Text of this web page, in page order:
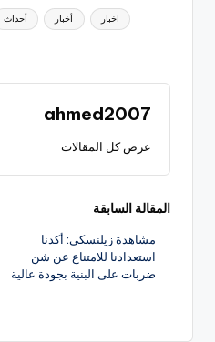
العلامات:
أحداث أخبار اخبار
ahmed2007
عرض كل المقالات
تصفّح
المقالات
المقالة السابقة
مشاهدة زيلنسكي: أكدنا
استعدادنا للامتناع عن شن
ضربات على البنية بجودة عالية